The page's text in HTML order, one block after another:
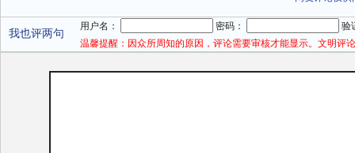
我也评两句
用户名： 密码：
验
温馨提醒：因众所周知的原因，评论需要审核才能显示。文明评